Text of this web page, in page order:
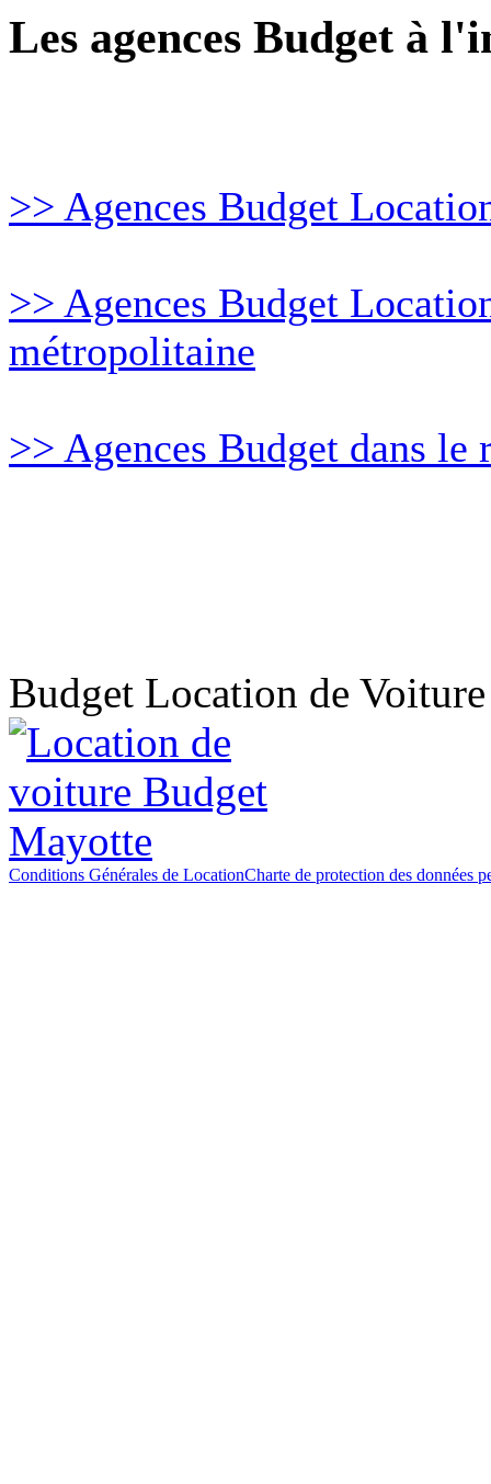
Les agences Budget à
>> Agences Budget
>> Agences Budget
métropolitaine
>> Agences Budget dans le
Budget Location de
Conditions Générales de LocationCharte de protection des données